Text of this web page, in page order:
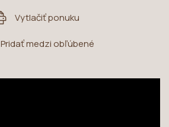
Vytlačiť ponuku
Pridať medzi obľúbené